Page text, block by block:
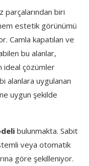
parçalarından biri
estetik görünümü
Camla kapatılan ve
bu alanlar,
ideal çözümler
alanlara uygulanan
uygun şekilde
bulunmakta. Sabit
veya otomatik
göre şekilleniyor.